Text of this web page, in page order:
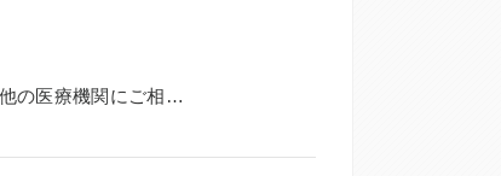
当院では当面の間、18歳以下 の初診の患者様の診察を中止します。 他の医療機関にご相談下さい。